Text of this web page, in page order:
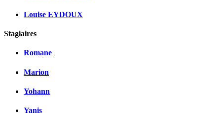
Louise EYDOUX
Stagiaires
Romane
Marion
Yohann
Yanis